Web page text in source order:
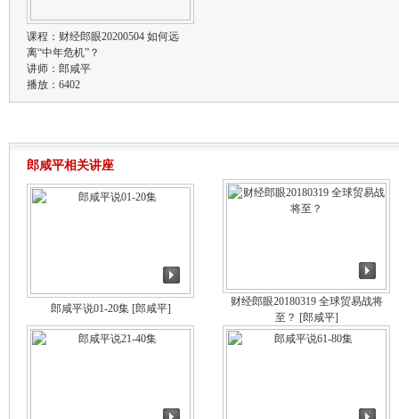
课程： 财经郎眼20200504 如何远
离“中年危机”？
讲师： 郎咸平
播放：6402
郎咸平相关讲座
郎咸平说01-20集[郎咸平]
财经郎眼20180319 全球贸易战将
至？ [郎咸平]